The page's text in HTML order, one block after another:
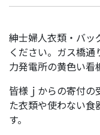
紳士婦人衣類・バ
ください。ガス橋
力発電所の黄色い看
皆様ｊからの寄付の
た衣類や使わない食
す。